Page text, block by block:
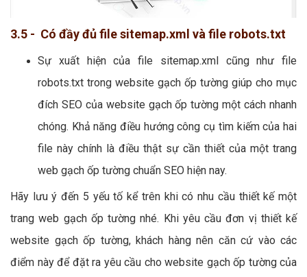
3.5 - Có đầy đủ file sitemap.xml và file robots.txt
Sự xuất hiện của file sitemap.xml cũng như file
robots.txt trong website gạch ốp tường giúp cho mục
đích SEO của website gạch ốp tường một cách nhanh
chóng. Khả năng điều hướng công cụ tìm kiếm của hai
file này chính là điều thật sự cần thiết của một trang
web gạch ốp tường chuẩn SEO hiện nay.
Hãy lưu ý đến 5 yếu tố kể trên khi có nhu cầu thiết kế một
trang web gạch ốp tường nhé. Khi yêu cầu đơn vị thiết kế
website gạch ốp tường, khách hàng nên căn cứ vào các
điểm này để đặt ra yêu cầu cho website gạch ốp tường của